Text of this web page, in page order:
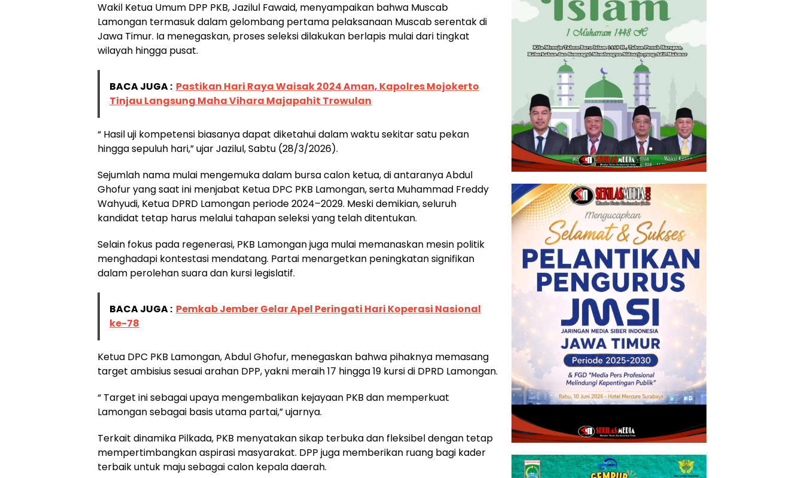
Wakil Ketua Umum DPP PKB, Jazilul Fawaid, menyampaikan bahwa Muscab
Lamongan termasuk dalam gelombang pertama pelaksanaan Muscab serentak di
Jawa Timur. Ia menegaskan, proses seleksi dilakukan berlapis mulai dari tingkat
wilayah hingga pusat.
BACA JUGA : Pastikan Hari Raya Waisak 2024 Aman, Kapolres Mojokerto
Tinjau Langsung Maha Vihara Majapahit Trowulan
“ Hasil uji kompetensi biasanya dapat diketahui dalam waktu sekitar satu pekan
hingga sepuluh hari,” ujar Jazilul, Sabtu (28/3/2026).
Sejumlah nama mulai mengemuka dalam bursa calon ketua, di antaranya Abdul
Ghofur yang saat ini menjabat Ketua DPC PKB Lamongan, serta Muhammad Freddy
Wahyudi, Ketua DPRD Lamongan periode 2024–2029. Meski demikian, seluruh
kandidat tetap harus melalui tahapan seleksi yang telah ditentukan.
Selain fokus pada regenerasi, PKB Lamongan juga mulai memanaskan mesin politik
menghadapi kontestasi mendatang. Partai menargetkan peningkatan signifikan
dalam perolehan suara dan kursi legislatif.
BACA JUGA : Pemkab Jember Gelar Apel Peringati Hari Koperasi Nasional
ke-78
Ketua DPC PKB Lamongan, Abdul Ghofur, menegaskan bahwa pihaknya memasang
target ambisius sesuai arahan DPP, yakni meraih 17 hingga 19 kursi di DPRD Lamongan.
“ Target ini sebagai upaya mengembalikan kejayaan PKB dan memperkuat
Lamongan sebagai basis utama partai,” ujarnya.
Terkait dinamika Pilkada, PKB menyatakan sikap terbuka dan fleksibel dengan tetap
mempertimbangkan aspirasi masyarakat. DPP juga memberikan ruang bagi kader
terbaik untuk maju sebagai calon kepala daerah.